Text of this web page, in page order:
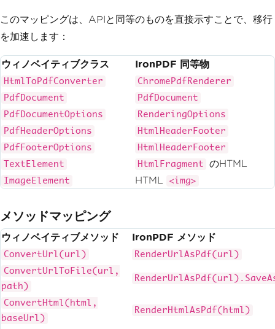
ader and footer created successfull
y");
}
}
このマッピングは、APIと同等のものを直接示すことで、移行
を加速します：
ウィノベイティブクラス IronPDF 同等物
HtmlToPdfConverter
ChromePdfRenderer
PdfDocument
PdfDocument
PdfDocumentOptions
RenderingOptions
PdfHeaderOptions
HtmlHeaderFooter
PdfFooterOptions
HtmlHeaderFooter
TextElement
HtmlFragment のHTML
ImageElement HTML <img>
メソッドマッピング
ウィノベイティブメソッド IronPDF メソッド
ConvertUrl(url)
RenderUrlAsPdf(url)
ConvertUrlToFile(url,
path)
ConvertHtml(html,
baseUrl)
RenderHtmlAsPdf(html)